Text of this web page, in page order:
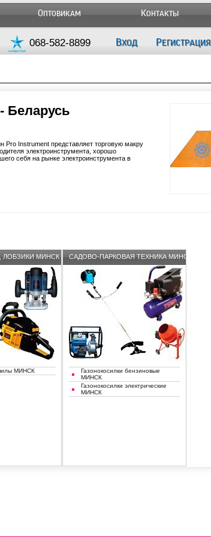
Оптовикам Контакты
068-582-8899 Вход Регистрация
Беларусь
Pro Instrument представляет торговую макру
электроинструмента, хорошо
себя на рынке электроинструмента в
ЛОБЗИКИ МИНСК
МИНСК
САДОВО-ПАРКОВАЯ ТЕХНИКА МИНСК
Газонокосилки бензиновые
МИНСК
Газонокосилки электрические
МИНСК